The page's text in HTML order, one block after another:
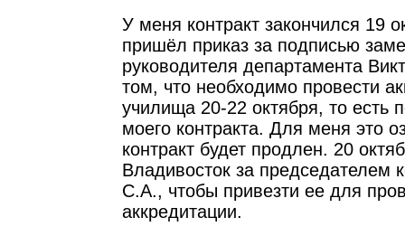
У меня контракт закончился 19
пришёл приказ за подписью
руководителя департамента
том, что необходимо провести
училища 20-22 октября, то есть
моего контракта. Для меня это
контракт будет продлен. 20
Владивосток за председателем
С.А., чтобы привезти ее для
аккредитации.